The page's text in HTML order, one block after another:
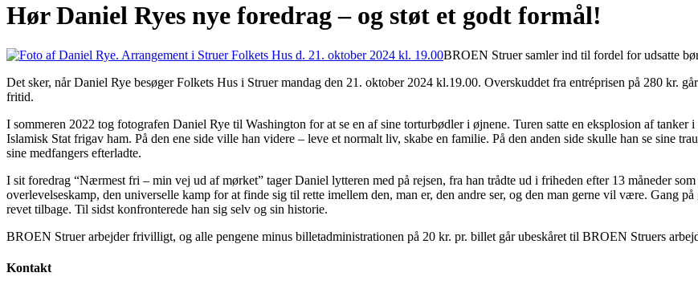
Hør Daniel Ryes nye foredrag – og støt et godt formål!
BROEN Struer samler ind til fordel for udsatte
Det sker, når Daniel Rye besøger Folkets Hus i Struer mandag den 21. oktober 2024 kl.19.00. Overskuddet fra entréprisen på 280 kr.
fritid.
I sommeren 2022 tog fotografen Daniel Rye til Washington for at se en af sine torturbødler i øjnene. Turen satte en eksplosion af
Islamisk Stat frigav ham. På den ene side ville han videre – leve et normalt liv, skabe en familie. På den anden side skulle han se sine
sine medfangers efterladte.
I sit foredrag “Nærmest fri – min vej ud af mørket” tager Daniel lytteren med på rejsen, fra han trådte ud i friheden efter 13 måneder
overlevelseskamp, den universelle kamp for at finde sig til rette imellem den, man er, den andre ser, og den man gerne vil være. Gang
revet tilbage. Til sidst konfronterede han sig selv og sin historie.
BROEN Struer arbejder frivilligt, og alle pengene minus billetadministrationen på 20 kr. pr. billet går ubeskåret til BROEN Struers
Kontakt